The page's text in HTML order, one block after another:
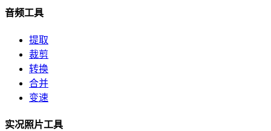
音频工具
提取
裁剪
转换
合并
变速
实况照片工具